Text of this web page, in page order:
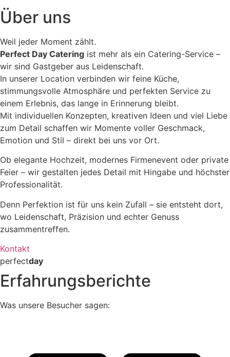
Über uns
Weil jeder Moment zählt.
Perfect Day Catering ist mehr als ein Catering-Service –
wir sind Gastgeber aus Leidenschaft.
In unserer Location verbinden wir feine Küche,
stimmungsvolle Atmosphäre und perfekten Service zu
einem Erlebnis, das lange in Erinnerung bleibt.
Mit individuellen Konzepten, kreativen Ideen und viel Liebe
zum Detail schaffen wir Momente voller Geschmack,
Emotion und Stil – direkt bei uns vor Ort.
Ob elegante Hochzeit, modernes Firmenevent oder private
Feier – wir gestalten jedes Detail mit Hingabe und höchster
Professionalität.
Denn Perfektion ist für uns kein Zufall – sie entsteht dort,
wo Leidenschaft, Präzision und echter Genuss
zusammentreffen.
Kontakt
perfectday
Erfahrungsberichte
Was unsere Besucher sagen: